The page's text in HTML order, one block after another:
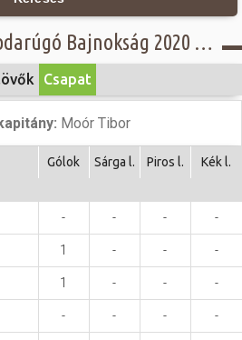
Városi Kispályás Labdarúgó Bajnokság 2020 - Öregfiúk csoport, B osztály - Hördögök
Csapat
Moór Tibor
Gólok Sárga l. Piros l. Kék l.
- - - -
1 - - -
1 - - -
- - - -